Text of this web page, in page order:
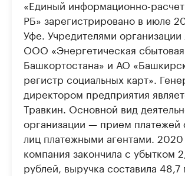
«Единый информационно-
РБ» зарегистрировано в июле
Уфе. Учредителями организации
ООО «Энергетическая
Башкортостана» и АО
регистр социальных карт».
директором предприятия
Травкин. Основной вид
организации — прием платежей
лиц платежными агентами. 2020
компания закончила с убытком
рублей, выручка составила 48,7